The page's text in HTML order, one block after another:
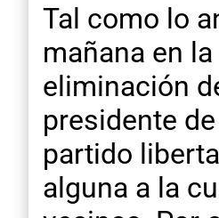
Tal como lo
mañana en
eliminación
presidente
partido
alguna a la